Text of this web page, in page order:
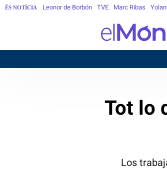
ÉS NOTÍCIA Leonor de Borbón TVE Marc Ribas
Tot lo
Los